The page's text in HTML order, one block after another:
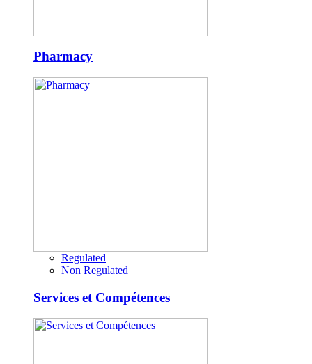
Pharmacy
Regulated
Non Regulated
Services et Compétences